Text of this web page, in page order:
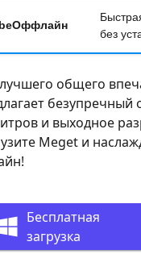
без
общего
безупречный
и выходное
Meget и
Бесплатная
загрузка